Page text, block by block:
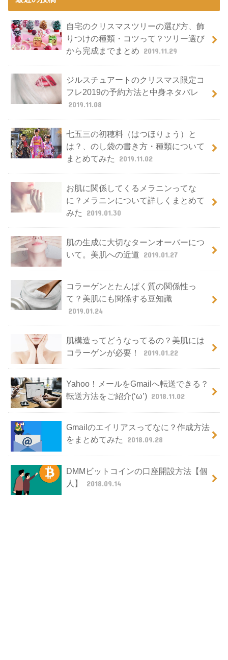
自宅のクリスマスツリーの選び方、飾
りつけの種類・コツって？ツリー選び
から完成までまとめ 2019.11.29
ジルスチュアートのクリスマス限定コ
フレ2019の予約方法と中身ネタバレ
2019.11.08
七五三の初穂料（はつほりょう）と
は？、のし袋の書き方・種類について
まとめてみた
2019.11.02
お肌に関係してくるメラニンってな
に？メラニンについて詳しくまとめて
みた
2019.01.30
肌の生成に大切なターンオーバーにつ
いて。美肌への近道 2019.01.27
コラーゲンとたんぱく質の関係性っ
て？美肌にも関係する豆知識
2019.01.24
肌構造ってどうなってるの？美肌には
コラーゲンが必要！
2019.01.22
Yahoo！メールをGmailへ転送できる？
転送方法をご紹介(‘ω’) 2018.11.02
Gmailのエイリアスってなに？作成方法
をまとめてみた
2018.09.28
DMMビットコインの口座開設方法【個
人】
2018.09.14